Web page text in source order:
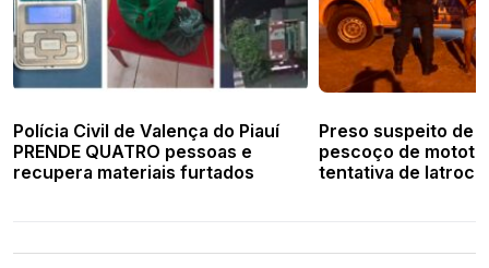
Polícia Civil de Valença do Piauí
PRENDE QUATRO pessoas e
recupera materiais furtados
Preso suspeito de
pescoço de
tentativa de